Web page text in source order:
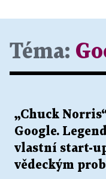
Téma:
„Chuck
Google.
vlastní start-
vědeckým